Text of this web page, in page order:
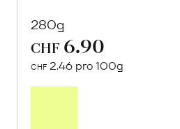
280g
CHF 6.90
CHF 2.46 pro 100g